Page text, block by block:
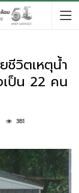
ชีวิตเหตุน้ำ
เป็น 22 คน
381